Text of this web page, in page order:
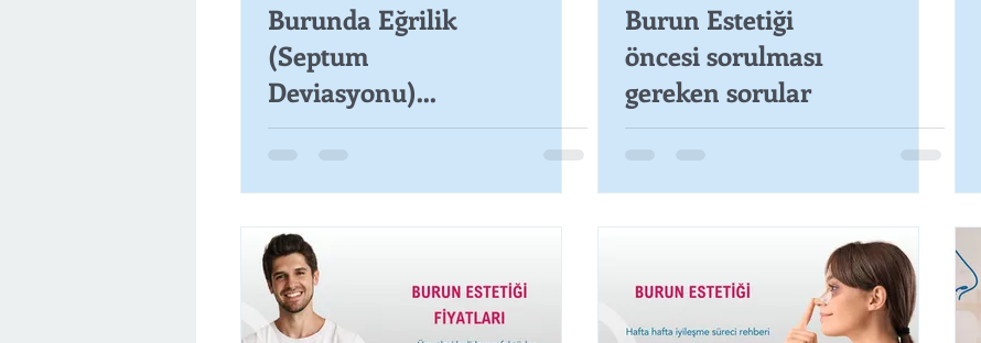
Burunda Eğrilik
(Septum
Deviasyonu)
nedir?
Burun Estetiği
öncesi sorulması
gereken sorular